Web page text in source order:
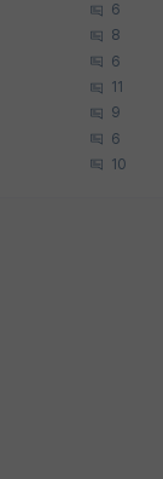
6
8
6
11
9
6
10